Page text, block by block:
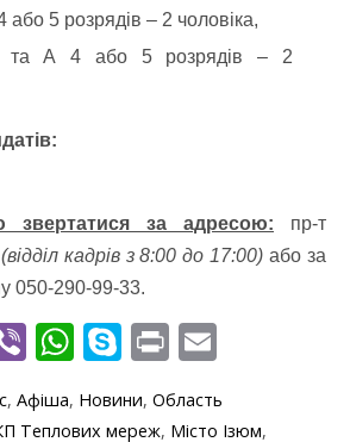
або 5 розрядів – 2 чоловіка,
та А 4 або 5 розрядів – 2
звертатися за адресою: пр-т
(відділ кадрів з 8:00 до 17:00) або за
050-290-99-33.
Vi
b
er
W
at
S
y
Pr
in
t ai
, Афіша, Новини, Область
Теплових мереж, Місто Ізюм,